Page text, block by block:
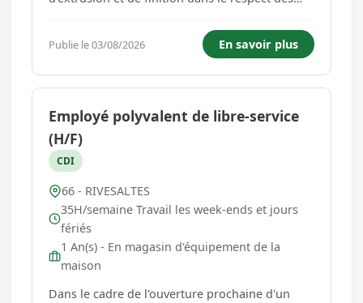
et des consignes de sécurité. Vos
responsabilités principales comprennent :
Assurer la conduite, le régla...
Publie le 03/08/2026 En savoir plus
Employé polyvalent de libre-service
(H/F)
CDI
66 - RIVESALTES
35H/semaine Travail les week-ends et jours
fériés
1 An(s) - En magasin d'équipement de la
maison
Dans le cadre de l'ouverture prochaine d'un